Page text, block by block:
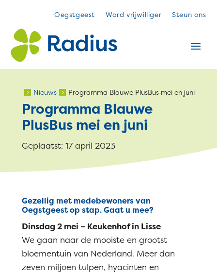
Oegstgeest Word vrijwilliger Steun ons
5 Nieuws 5 Programma Blauwe PlusBus mei en juni
Programma Blauwe
PlusBus mei en juni
Geplaatst: 17 april 2023
Gezellig met medebewoners van
Oegstgeest op stap. Gaat u mee?
Dinsdag 2 mei – Keukenhof in Lisse
We gaan naar de mooiste en grootst
bloementuin van Nederland. Meer dan
zeven miljoen tulpen, hyacinten en